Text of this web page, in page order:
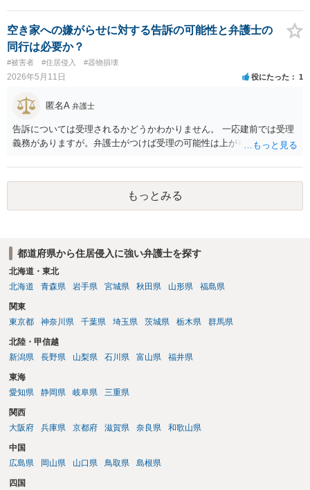
と思います。
空き家への嫌がらせに対する告訴の可能性と弁護士の
同行は必要か？
#被害者 #住居侵入 #器物損壊
2026年5月11日 役にたった 1
匿名A 弁護士
告訴については受理されるかどうかわかりません。 一応建前では受理
義務がありますが。弁護士がつけば受理の可能性は上がります。
もっとみる
都道府県から住居侵入に強い弁護士を探す
北海道・東北
北海道
青森県 岩手県 宮城県 秋田県 山形県 福島県
関東
東京都
神奈川県 千葉県 埼玉県 茨城県 栃木県 群馬県
北陸・甲信越
新潟県
長野県 山梨県 石川県 富山県 福井県
東海
愛知県
静岡県 岐阜県 三重県
関西
大阪府
兵庫県 京都府 滋賀県 奈良県 和歌山県
中国
広島県
岡山県 山口県 鳥取県 島根県
四国